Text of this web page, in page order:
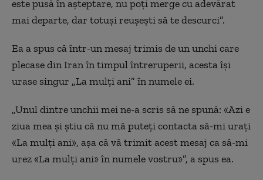
este pusă în așteptare, nu poți merge cu adevărat
mai departe, dar totuși reușești să te descurci”.
Ea a spus că într-un mesaj trimis de un unchi care
plecase din Iran în timpul întreruperii, acesta își
urase singur „La mulți ani” în numele ei.
„Unul dintre unchii mei ne-a scris să ne spună: «Azi e
ziua mea și știu că nu mă puteți contacta să-mi urați
«La mulți ani», așa că vă trimit acest mesaj ca să-mi
urez «La mulți ani» în numele vostru»”, a spus ea.